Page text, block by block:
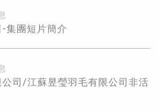
集團短片簡介
司/江蘇昱瑩羽毛有限公司非活